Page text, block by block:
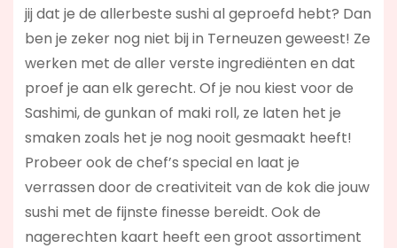
jij dat je de allerbeste sushi al geproefd hebt? Dan
ben je zeker nog niet bij in Terneuzen geweest! Ze
werken met de aller verste ingrediënten en dat
proef je aan elk gerecht. Of je nou kiest voor de
Sashimi, de gunkan of maki roll, ze laten het je
smaken zoals het je nog nooit gesmaakt heeft!
Probeer ook de chef’s special en laat je
verrassen door de creativiteit van de kok die jouw
sushi met de fijnste finesse bereidt. Ook de
nagerechten kaart heeft een groot assortiment